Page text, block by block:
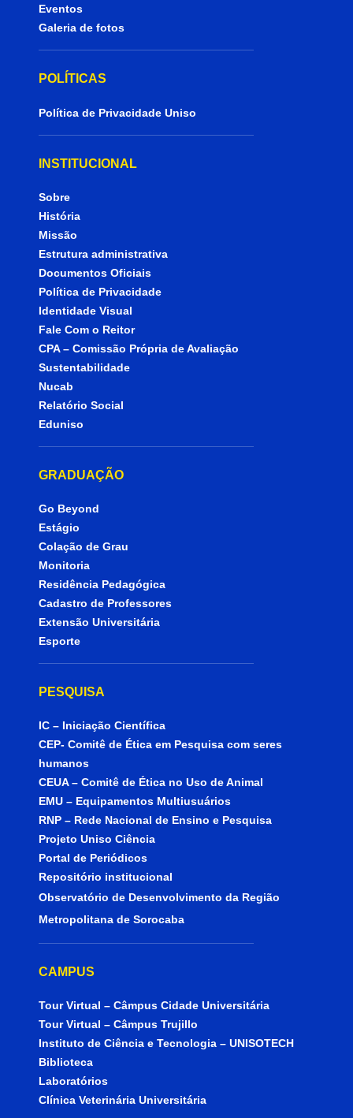
Eventos
Galeria de fotos
POLÍTICAS
Política de Privacidade Uniso
INSTITUCIONAL
Sobre
História
Missão
Estrutura administrativa
Documentos Oficiais
Política de Privacidade
Identidade Visual
Fale Com o Reitor
CPA – Comissão Própria de Avaliação
Sustentabilidade
Nucab
Relatório Social
Eduniso
GRADUAÇÃO
Go Beyond
Estágio
Colação de Grau
Monitoria
Residência Pedagógica
Cadastro de Professores
Extensão Universitária
Esporte
PESQUISA
IC – Iniciação Científica
CEP- Comitê de Ética em Pesquisa com seres
humanos
CEUA – Comitê de Ética no Uso de Animal
EMU – Equipamentos Multiusuários
RNP – Rede Nacional de Ensino e Pesquisa
Projeto Uniso Ciência
Portal de Periódicos
Repositório institucional
Observatório de Desenvolvimento da Região
Metropolitana de Sorocaba
CAMPUS
Tour Virtual – Câmpus Cidade Universitária
Tour Virtual – Câmpus Trujillo
Instituto de Ciência e Tecnologia – UNISOTECH
Biblioteca
Laboratórios
Clínica Veterinária Universitária